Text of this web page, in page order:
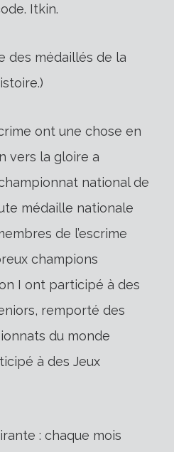
Itkin.
des médaillés de la
ont une chose en
vers la gloire a
national de
médaille nationale
de l’escrime
champions
I ont participé à des
remporté des
du monde
à des Jeux
: chaque mois